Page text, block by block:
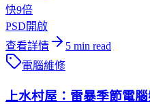
快9倍
PSD開啟
查看詳情
5 min read
電腦維修
上水村屋：雷暴季節電